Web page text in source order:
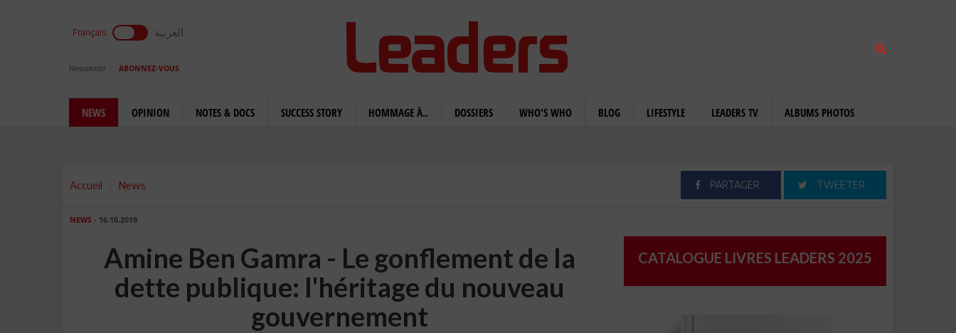
Français العربية
Newsletter ABONNEZ-VOUS
NEWS OPINION NOTES & DOCS SUCCESS STORY HOMMAGE À.. DOSSIERS WHO'S WHO BLOG LIFESTYLE LEADERS TV ALBUMS PHOTOS
Accueil News PARTAGER TWEETER
NEWS - 16.10.2019
Amine Ben Gamra - Le gonflement de la
dette publique: l'héritage du nouveau
gouvernement
CATALOGUE LIVRES LEADERS 2025